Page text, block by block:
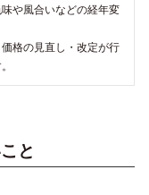
や風合いなどの経年変
格の見直し・改定が行
と